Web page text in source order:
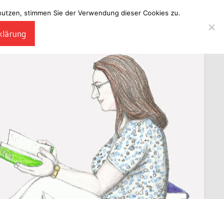
stimmen Sie der Verwendung dieser Cookies zu.